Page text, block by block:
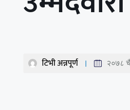
टिभी अन्नपूर्ण २०७८